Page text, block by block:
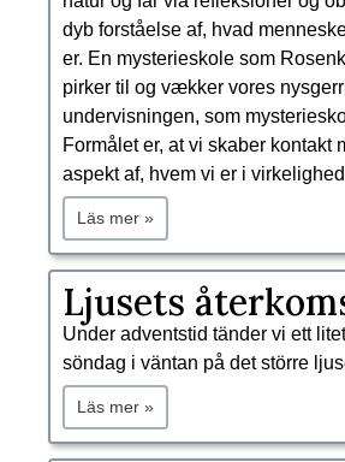
dyb forståelse af, hvad
er. En mysterieskole som
pirker til og vækker vores
undervisningen, som
Formålet er, at vi skaber kontakt
aspekt af, hvem vi er i
Läs mer »
​Ljusets
Under adventstid tänder vi ett
söndag i väntan på det större
Läs mer »